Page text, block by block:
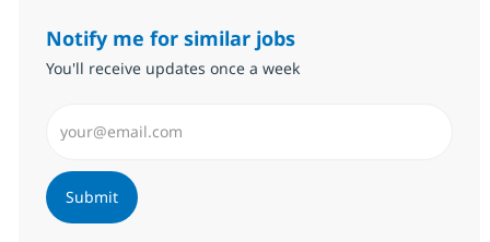
Notify me for similar jobs
You'll receive updates once a week
Submit